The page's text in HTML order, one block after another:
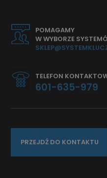
POMAGAMY
W WYBORZE
TELEFON
601-635-979
PRZEJDŹ DO KONTAKTU